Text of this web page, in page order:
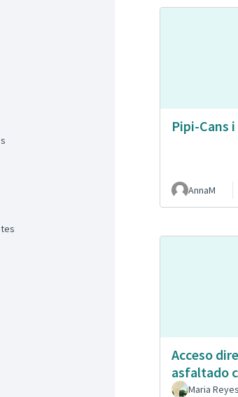
Pipi-Cans
AnnaM
Acceso
asfaltado
Maria